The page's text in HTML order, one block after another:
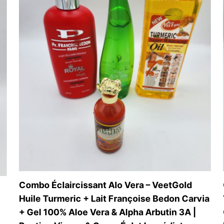
Combo Éclaircissant Alo Vera – VeetGold
Huile Turmeric + Lait Françoise Bedon Carvia
+ Gel 100% Aloe Vera & Alpha Arbutin 3A |